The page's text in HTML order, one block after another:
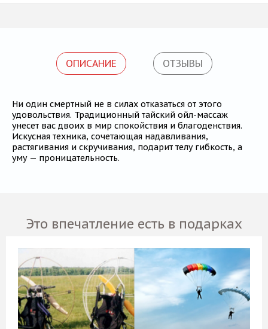
ОПИСАНИЕ ОТЗЫВЫ
Ни один смертный не в силах отказаться от этого
удовольствия. Традиционный тайский ойл-массаж
унесет вас двоих в мир спокойствия и благоденствия.
Искусная техника, сочетающая надавливания,
растягивания и скручивания, подарит телу гибкость, а
уму — проницательность.
Это впечатление есть в подарках